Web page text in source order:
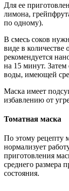
Для ее
лимона,
по одному).
В смесь соков
виде в
рекомендуется
на 15 минут.
воды, имеющей
Маска имеет
избавлению от
Томатная маска
По этому рецепту
нормализует
приготовления
среднего размера
состояния.